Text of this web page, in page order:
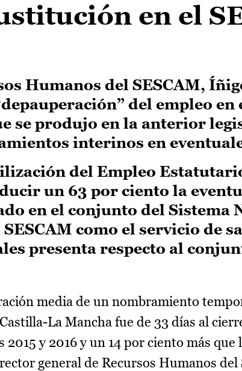
en el
Humanos del SESCAM,
del empleo en
se produjo en la anterior
interinos en
del Empleo
un 63 por ciento la
en el conjunto del Sistema
como el servicio de
presenta respecto al
media de un nombramiento
La Mancha fue de 33 días al
y 2016 y un 14 por ciento más que
general de Recursos Humanos del